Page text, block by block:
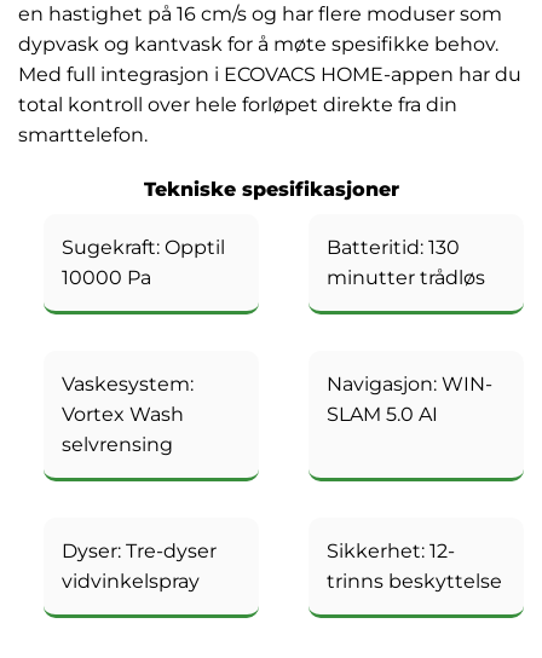
en hastighet på 16 cm/s og har flere moduser som
dypvask og kantvask for å møte spesifikke behov.
Med full integrasjon i ECOVACS HOME-appen har du
total kontroll over hele forløpet direkte fra din
smarttelefon.
Tekniske spesifikasjoner
Sugekraft: Opptil
10000 Pa
Batteritid: 130
minutter trådløs
Vaskesystem:
Vortex Wash
selvrensing
Navigasjon: WIN-
SLAM 5.0 AI
Dyser: Tre-dyser
vidvinkelspray
Sikkerhet: 12-
trinns beskyttelse